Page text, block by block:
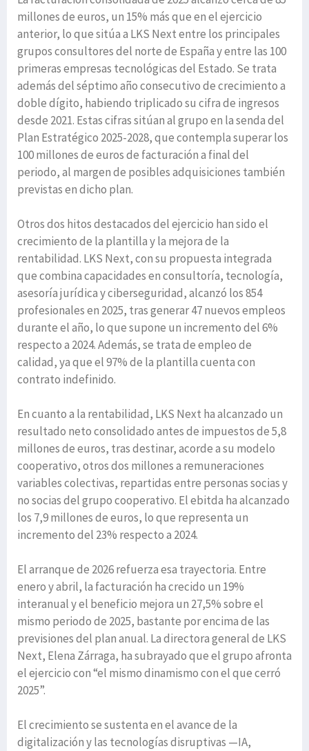
millones de euros, un 15% más que en el ejercicio
anterior, lo que sitúa a LKS Next entre los principales
grupos consultores del norte de España y entre las 100
primeras empresas tecnológicas del Estado. Se trata
además del séptimo año consecutivo de crecimiento a
doble dígito, habiendo triplicado su cifra de ingresos
desde 2021. Estas cifras sitúan al grupo en la senda del
Plan Estratégico 2025-2028, que contempla superar los
100 millones de euros de facturación a final del
periodo, al margen de posibles adquisiciones también
previstas en dicho plan.
Otros dos hitos destacados del ejercicio han sido el
crecimiento de la plantilla y la mejora de la
rentabilidad. LKS Next, con su propuesta integrada
que combina capacidades en consultoría, tecnología,
asesoría jurídica y ciberseguridad, alcanzó los 854
profesionales en 2025, tras generar 47 nuevos empleos
durante el año, lo que supone un incremento del 6%
respecto a 2024. Además, se trata de empleo de
calidad, ya que el 97% de la plantilla cuenta con
contrato indefinido.
En cuanto a la rentabilidad, LKS Next ha alcanzado un
resultado neto consolidado antes de impuestos de 5,8
millones de euros, tras destinar, acorde a su modelo
cooperativo, otros dos millones a remuneraciones
variables colectivas, repartidas entre personas socias y
no socias del grupo cooperativo. El ebitda ha alcanzado
los 7,9 millones de euros, lo que representa un
incremento del 23% respecto a 2024.
El arranque de 2026 refuerza esa trayectoria. Entre
enero y abril, la facturación ha crecido un 19%
interanual y el beneficio mejora un 27,5% sobre el
mismo periodo de 2025, bastante por encima de las
previsiones del plan anual. La directora general de LKS
Next, Elena Zárraga, ha subrayado que el grupo afronta
el ejercicio con “el mismo dinamismo con el que cerró
2025”.
El crecimiento se sustenta en el avance de la
digitalización y las tecnologías disruptivas —IA,